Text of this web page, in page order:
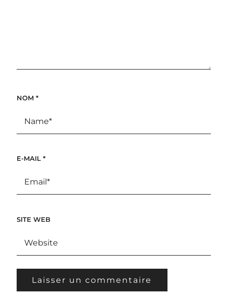
NOM *
E-MAIL *
SITE WEB